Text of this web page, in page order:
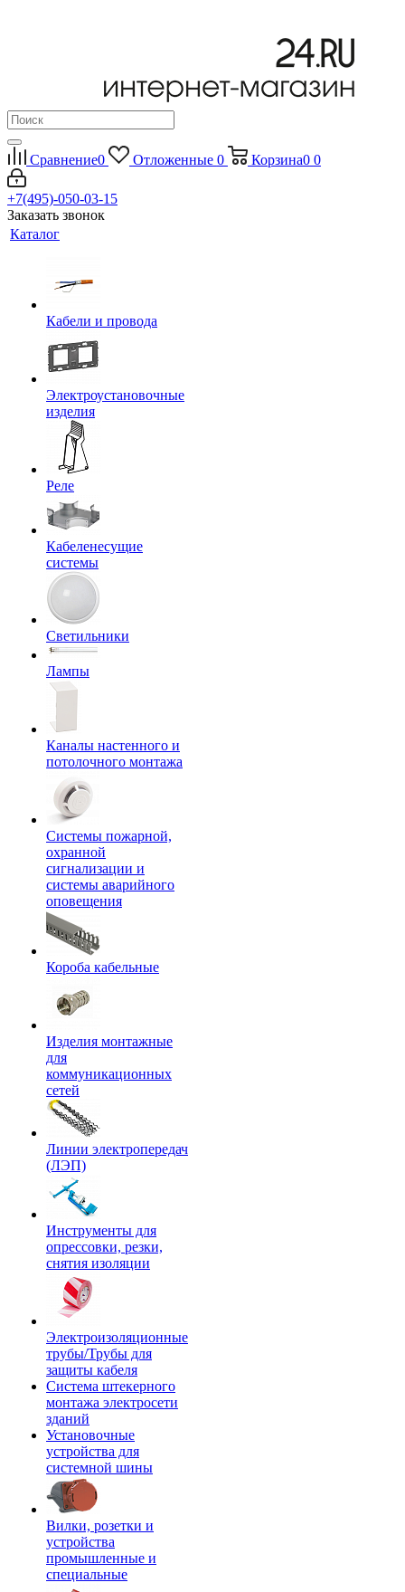
Сравнение0 Отложенные 0 Корзина0 0
+7(495)-050-03-15
Заказать звонок
Каталог
Кабели и провода
Электроустановочные
изделия
Реле
Кабеленесущие
системы
Светильники
Лампы
Каналы настенного и
потолочного монтажа
Системы пожарной,
охранной
сигнализации и
системы аварийного
оповещения
Короба кабельные
Изделия монтажные
для
коммуникационных
сетей
Линии электропередач
(ЛЭП)
Инструменты для
опрессовки, резки,
снятия изоляции
Электроизоляционные
трубы/Трубы для
защиты кабеля
Система штекерного
монтажа электросети
зданий
Установочные
устройства для
системной шины
Вилки, розетки и
устройства
промышленные и
специальные